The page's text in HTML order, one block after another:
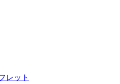
レット